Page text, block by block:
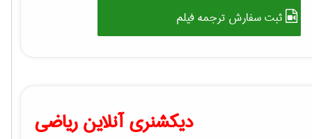
ثبت سفارش ترجمه فیلم
دیکشنری آنلاین ریاضی